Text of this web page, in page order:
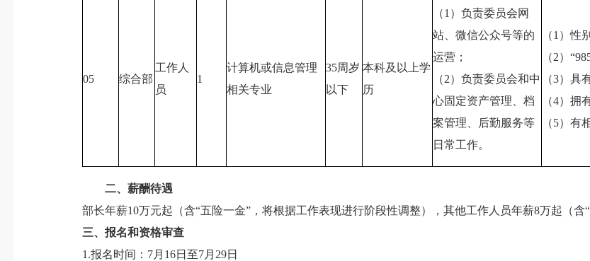
05 综合部
工作人
员
1
计算机或信息管理
相关专业
35周岁
以下
本科及以上学
历
（1）负责委员会网
站、微信公众号等的
运营；
（2）负责委员会和中
心固定资产管理、档
案管理、后勤服务等
日常工作。
（1）性
（2）
（3）具
（4）拥
（5）有
二、薪酬待遇
部长年薪10万元起（含“五险一金”，将根据工作表现进行阶段性调整），其他工作人员年薪8万起（含
三、报名和资格审查
1.报名时间：7月16日至7月29日